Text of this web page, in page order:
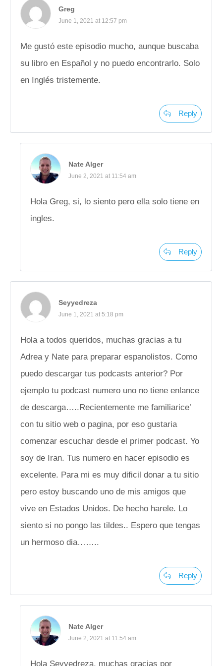
Greg
June 1, 2021 at 12:57 pm
Me gustó este episodio mucho, aunque buscaba
su libro en Español y no puedo encontrarlo. Solo
en Inglés tristemente.
Reply
Nate Alger
June 2, 2021 at 11:54 am
Hola Greg, si, lo siento pero ella solo tiene en
ingles.
Reply
Seyyedreza
June 1, 2021 at 5:18 pm
Hola a todos queridos, muchas gracias a tu
Adrea y Nate para preparar espanolistos. Como
puedo descargar tus podcasts anterior? Por
ejemplo tu podcast numero uno no tiene enlance
de descarga…..Recientemente me familiarice’
con tu sitio web o pagina, por eso gustaria
comenzar escuchar desde el primer podcast. Yo
soy de Iran. Tus numero en hacer episodio es
excelente. Para mi es muy dificil donar a tu sitio
pero estoy buscando uno de mis amigos que
vive en Estados Unidos. De hecho harele. Lo
siento si no pongo las tildes.. Espero que tengas
un hermoso dia……..
Reply
Nate Alger
June 2, 2021 at 11:54 am
Hola Seyyedreza, muchas gracias por